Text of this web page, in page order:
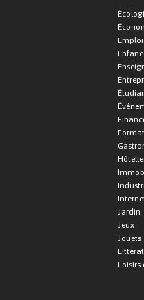
Emploi
Jardin
Jeux
Jouets
Loisirs